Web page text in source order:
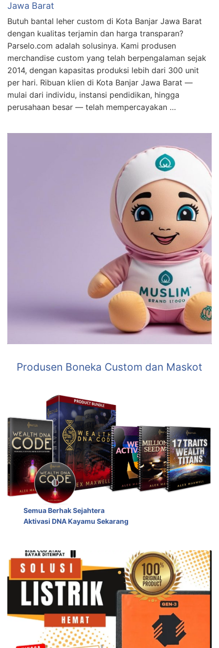
Jawa Barat
Butuh bantal leher custom di Kota Banjar Jawa Barat
dengan kualitas terjamin dan harga transparan?
Parselo.com adalah solusinya. Kami produsen
merchandise custom yang telah berpengalaman sejak
2014, dengan kapasitas produksi lebih dari 300 unit
per hari. Ribuan klien di Kota Banjar Jawa Barat —
mulai dari individu, instansi pendidikan, hingga
perusahaan besar — telah mempercayakan …
Produsen Boneka Custom dan Maskot
Semua Berhak Sejahtera
Aktivasi DNA Kayamu Sekarang